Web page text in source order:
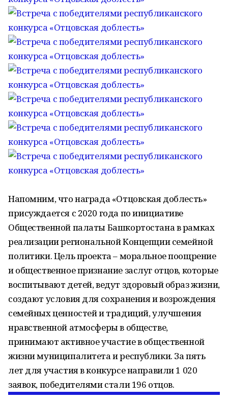
Напомним, что награда «Отцовская доблесть»
присуждается с 2020 года по инициативе
Общественной палаты Башкортостана в рамках
реализации региональной Концепции семейной
политики. Цель проекта – моральное поощрение
и общественное признание заслуг отцов, которые
воспитывают детей, ведут здоровый образ жизни,
создают условия для сохранения и возрождения
семейных ценностей и традиций, улучшения
нравственной атмосферы в обществе,
принимают активное участие в общественной
жизни муниципалитета и республики. За пять
лет для участия в конкурсе направили 1 020
заявок, победителями стали 196 отцов.